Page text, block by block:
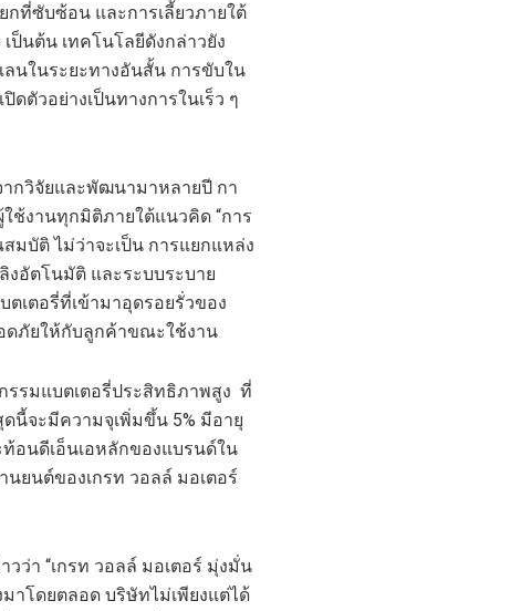
ที่ซับซ้อน และการเลี้ยวภายใต้
ป็นต้น เทคโนโลยีดังกล่าวยัง
ลนในระยะทางอันสั้น การขับใน
ดตัวอย่างเป็นทางการในเร็ว ๆ
ากวิจัยและพัฒนามาหลายปี กา
งานทุกมิติภายใต้แนวคิด “การ
บัติ ไม่ว่าจะเป็น การแยกแหล่ง
อัตโนมัติ และระบบระบาย
เตอรี่ที่เข้ามาอุดรอยรั่วของ
ดภัยให้กับลูกค้าขณะใช้งาน
รรมแบตเตอรี่ประสิทธิภาพสูง ที่
นี้จะมีความจุเพิ่มขึ้น 5% มีอายุ
ท้อนดีเอ็นเอหลักของแบรนด์ใน
ยนต์ของเกรท วอลล์ มอเตอร์
วว่า “เกรท วอลล์ มอเตอร์ มุ่งมั่น
าโดยตลอด บริษัทไม่เพียงแต่ได้